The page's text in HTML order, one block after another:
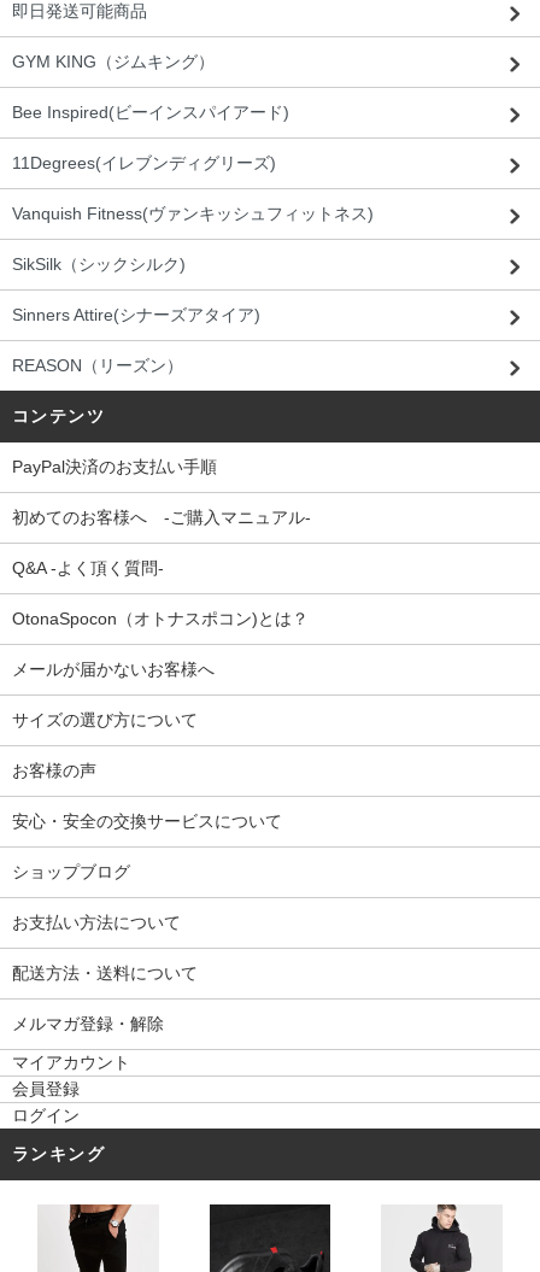
即日発送可能商品
GYM KING（ジムキング）
Bee Inspired(ビーインスパイアード)
11Degrees(イレブンディグリーズ)
Vanquish Fitness(ヴァンキッシュフィットネス)
SikSilk（シックシルク)
Sinners Attire(シナーズアタイア)
REASON（リーズン）
コンテンツ
PayPal決済のお支払い手順
初めてのお客様へ -ご購入マニュアル-
Q&A -よく頂く質問-
OtonaSpocon（オトナスポコン)とは？
メールが届かないお客様へ
サイズの選び方について
お客様の声
安心・安全の交換サービスについて
ショップブログ
お支払い方法について
配送方法・送料について
メルマガ登録・解除
マイアカウント
会員登録
ログイン
ランキング